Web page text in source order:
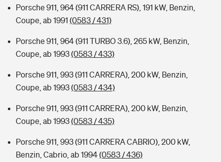
Porsche 911, 964 (911 CARRERA RS), 191 kW, Benzin,
Coupe, ab 1991 (0583 / 431)
Porsche 911, 964 (911 TURBO 3.6), 265 kW, Benzin,
Coupe, ab 1993(0583 / 433)
Porsche 911, 993 (911 CARRERA), 200 kW, Benzin,
Coupe, ab 1993(0583 / 434)
Porsche 911, 993 (911 CARRERA), 200 kW, Benzin,
Coupe, ab 1993(0583 / 435)
Porsche 911, 993 (911 CARRERA CABRIO), 200 kW,
Benzin, Cabrio, ab 1994(0583 / 436)